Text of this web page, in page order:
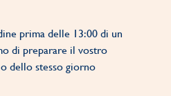
prima delle 13:00 di un
di preparare il vostro
dello stesso giorno